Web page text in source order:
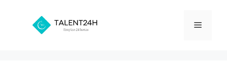
contenido
Menú